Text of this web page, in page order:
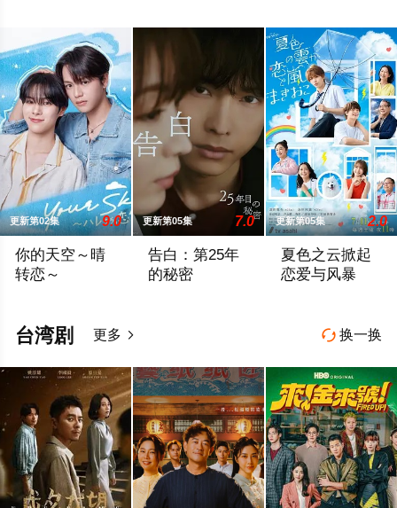
更新第02集 9.0
你的天空～晴
转恋～
更新第05集 7.0
告白：第25年
的秘密
更新第05集 2.0
夏色之云掀起
恋爱与风暴
 换一换
台湾剧 更多 